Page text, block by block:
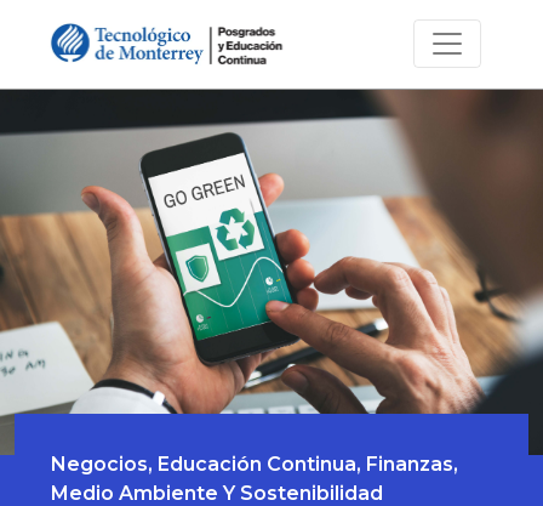
Negocios, Educación Continua, Finanzas,
Medio Ambiente Y Sostenibilidad